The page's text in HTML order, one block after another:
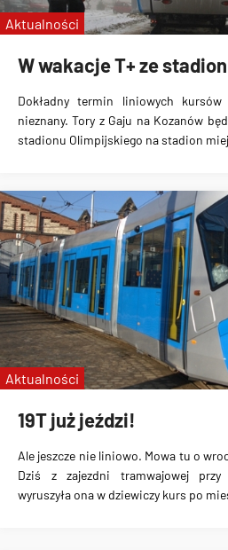
W wakacje T+ ze
Dokładny termin liniowych
nieznany. Tory z Gaju na Kozanów
stadionu Olimpijskiego na stadion
Aktualności
19T już jeździ!
Ale jeszcze nie liniowo. Mowa tu o
Dziś z zajezdni tramwajowej
wyruszyła ona w dziewiczy kurs po
Aktualności